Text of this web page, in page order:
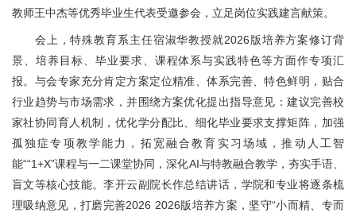
教师王中杰等优秀毕业生代表受邀参会，立足岗位实践建言献策。
会上，特殊教育系主任宿淑华教授就2026版培养方案修订背
景、培养目标、毕业要求、课程体系与实践特色等方面作专项汇
报。与会专家充分肯定方案定位精准、体系完善、特色鲜明，贴合
行业趋势与市场需求，并围绕方案优化提出指导意见：建议完善校
家社协同育人机制，优化学分配比、细化毕业要求支撑矩阵，加强
孤独症专项教学能力，拓宽融合教育实习场域，推动人工智
能““1+X”课程与一二课堂协同，深化AI与特教融合教学，夯实手语、
盲文等核心技能。李开云副院长作总结讲话，学院和专业将逐条梳
理吸纳意见，打磨完善2026 2026版培养方案，坚守“小而精、专而